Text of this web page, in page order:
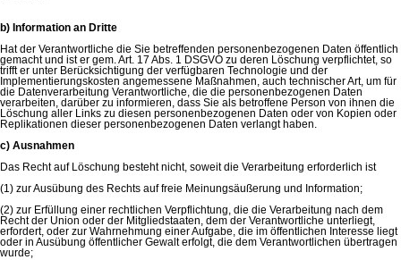
b) Information an Dritte
Hat der Verantwortliche die Sie betreffenden personenbezogenen Daten öffentlich
gemacht und ist er gem. Art. 17 Abs. 1 DSGVO zu deren Löschung verpflichtet, so
trifft er unter Berücksichtigung der verfügbaren Technologie und der
Implementierungskosten angemessene Maßnahmen, auch technischer Art, um für
die Datenverarbeitung Verantwortliche, die die personenbezogenen Daten
verarbeiten, darüber zu informieren, dass Sie als betroffene Person von ihnen die
Löschung aller Links zu diesen personenbezogenen Daten oder von Kopien oder
Replikationen dieser personenbezogenen Daten verlangt haben.
c) Ausnahmen
Das Recht auf Löschung besteht nicht, soweit die Verarbeitung erforderlich ist
(1) zur Ausübung des Rechts auf freie Meinungsäußerung und Information;
(2) zur Erfüllung einer rechtlichen Verpflichtung, die die Verarbeitung nach dem
Recht der Union oder der Mitgliedstaaten, dem der Verantwortliche unterliegt,
erfordert, oder zur Wahrnehmung einer Aufgabe, die im öffentlichen Interesse liegt
oder in Ausübung öffentlicher Gewalt erfolgt, die dem Verantwortlichen übertragen
wurde;